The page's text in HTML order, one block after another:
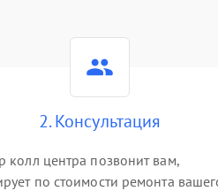
2. Консультация
колл центра позвонит вам,
по стоимости ремонта